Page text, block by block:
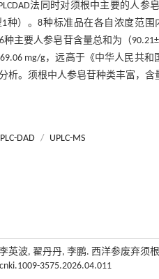
法同时对须根中主要的人
1种）。8种标准品在各自浓度范
种主要人参皂苷含量总和为（
mg/g，远高于《中华人民共
析。须根中人参皂苷种类丰富，
DAD / UPLC-MS
波, 翟丹丹, 李鹏. 西洋参废弃须根
3575.2026.04.011